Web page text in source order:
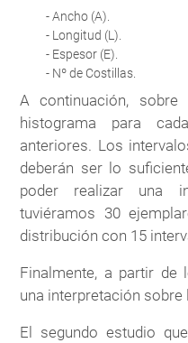
- Ancho (A).
- Longitud (L).
- Espesor (E).
- Nº de Costillas.
A continuación,
histograma para
anteriores. Los
deberán ser lo
poder realizar una
tuviéramos 30
distribución con 15
Finalmente, a partir de
una interpretación
El segundo estudio